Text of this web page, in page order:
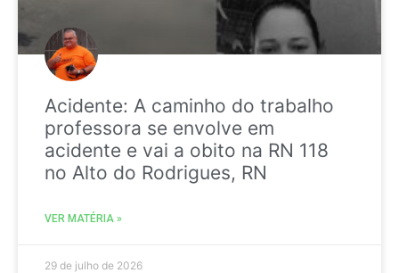
Acidente: A caminho do trabalho
professora se envolve em
acidente e vai a obito na RN 118
no Alto do Rodrigues, RN
VER MATÉRIA »
29 de julho de 2026